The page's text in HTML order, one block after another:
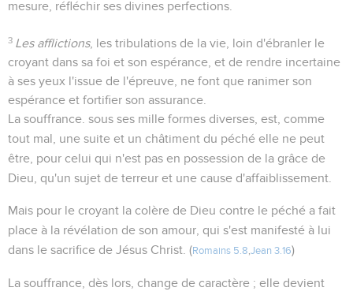
mesure, réfléchir ses divines perfections.
3 Les afflictions, les tribulations de la vie, loin d'ébranler le
croyant dans sa foi et son espérance, et de rendre incertaine
à ses yeux l'issue de l'épreuve, ne font que ranimer son
espérance et fortifier son assurance.
La souffrance. sous ses mille formes diverses, est, comme
tout mal, une suite et un châtiment du péché elle ne peut
être, pour celui qui n'est pas en possession de la grâce de
Dieu, qu'un sujet de terreur et une cause d'affaiblissement.
Mais pour le croyant la colère de Dieu contre le péché a fait
place à la révélation de son amour, qui s'est manifesté à lui
dans le sacrifice de Jésus Christ. (Romains 5.8 Jean 3.16)
La souffrance, dès lors, change de caractère ; elle devient